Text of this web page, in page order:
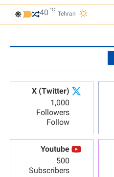
Tehran
40 °C
X (Twitter)
1,000
Followers
Follow
Youtube
500
Subscribers